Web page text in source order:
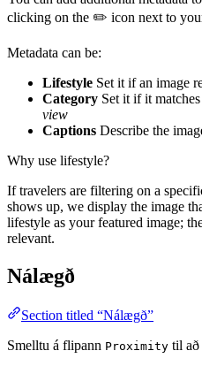
clicking on the ✏️ icon next to
Metadata can be:
Lifestyle Set it if an image
Category Set it if it
view
Captions Describe the
Why use lifestyle?
If travelers are filtering on a
shows up, we display the image
lifestyle as your featured image;
relevant.
Nálægð
Section titled “Nálægð”
Smelltu á flipann Proximity til að